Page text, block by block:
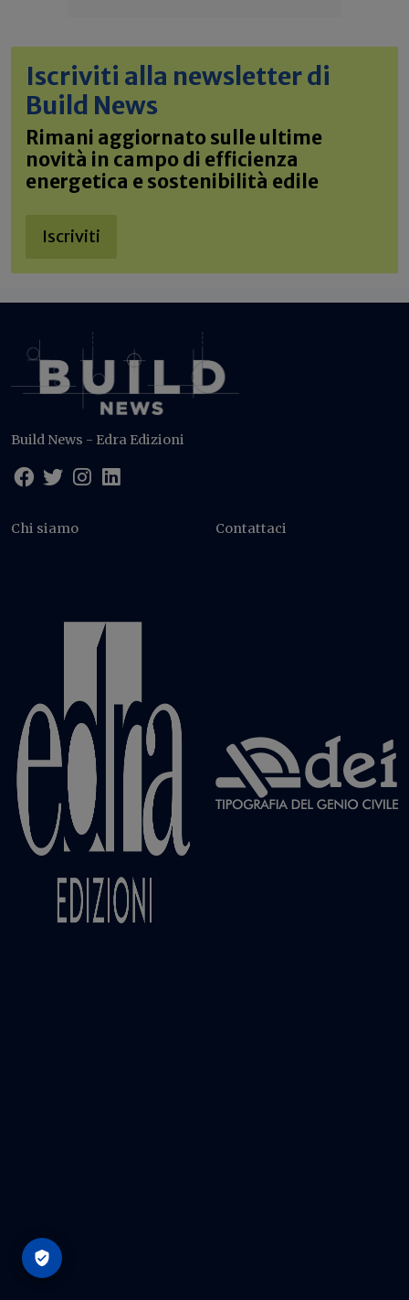
Iscriviti alla newsletter di
Build News
Rimani aggiornato sulle ultime
novità in campo di efficienza
energetica e sostenibilità edile
Iscriviti
Build News - Edra Edizioni
Chi siamo Contattaci